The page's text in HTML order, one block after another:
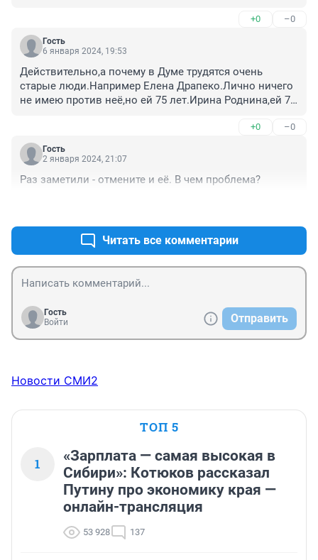
+0 –0
Гость
6 января 2024, 19:53
Действительно,а почему в Думе трудятся очень
старые люди.Например Елена Драпеко.Лично ничего
не имею против неё,но ей 75 лет.Ирина Роднина,ей 74
+0 –0
Гость
2 января 2024, 21:07
Раз заметили - отмените и её. В чем проблема?
Читать все комментарии
Гость
Войти
Отправить
Новости СМИ2
ТОП 5
1
«Зарплата — самая высокая в
Сибири»: Котюков рассказал
Путину про экономику края —
онлайн-трансляция
53 928 137